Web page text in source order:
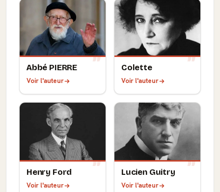
Abbé PIERRE
Voir l'auteur
Colette
Voir l'auteur
Henry Ford
Voir l'auteur
Lucien Guitry
Voir l'auteur